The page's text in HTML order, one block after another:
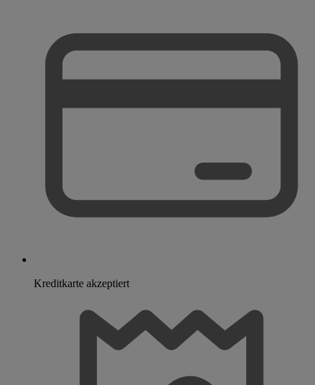
Kreditkarte akzeptiert